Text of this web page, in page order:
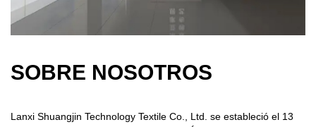
SOBRE NOSOTROS
Lanxi Shuangjin Technology Textile Co., Ltd. se estableció el 13